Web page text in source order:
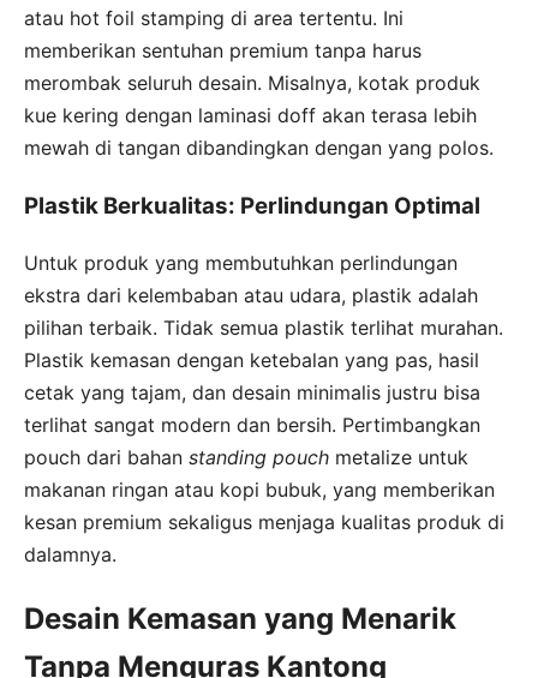
atau hot foil stamping di area tertentu. Ini
memberikan sentuhan premium tanpa harus
merombak seluruh desain. Misalnya, kotak produk
kue kering dengan laminasi doff akan terasa lebih
mewah di tangan dibandingkan dengan yang polos.
Plastik Berkualitas: Perlindungan Optimal
Untuk produk yang membutuhkan perlindungan
ekstra dari kelembaban atau udara, plastik adalah
pilihan terbaik. Tidak semua plastik terlihat murahan.
Plastik kemasan dengan ketebalan yang pas, hasil
cetak yang tajam, dan desain minimalis justru bisa
terlihat sangat modern dan bersih. Pertimbangkan
pouch dari bahan standing pouch metalize untuk
makanan ringan atau kopi bubuk, yang memberikan
kesan premium sekaligus menjaga kualitas produk di
dalamnya.
Desain Kemasan yang Menarik
Tanpa Menguras Kantong